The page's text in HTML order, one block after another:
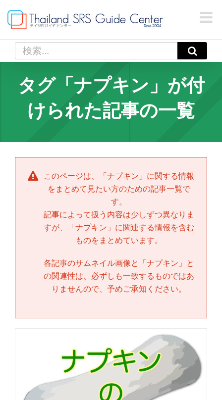
content
索
タグ「ナプキン」が付
けられた記事の一覧
このページは、「 ナプキン 」に関する情報
をまとめて見たい方のための記事一覧で
す。
記事によって扱う内容は少しずつ異なりま
すが、「 ナプキン 」に関連する情報を含む
ものをまとめています。
各記事のサムネイル画像と「 ナプキン 」と
の関連性は、必ずしも一致するものではあ
りませんので、予めご承知ください。